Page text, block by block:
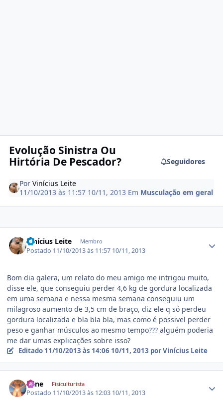
Evolução Sinistra Ou
Hirtória De Pescador?
Seguidores
PorVinícius Leite
11/10/2013 às 11:57 10/11, 2013 Em Musculação em geral
Vinícius Leite Membro
Postado 11/10/2013 às 11:57 10/11, 2013
Bom dia galera, um relato do meu amigo me intrigou muito,
disse ele, que conseguiu perder 4,6 kg de gordura localizada
em uma semana e nessa mesma semana conseguiu um
milagroso aumento de 3,5 cm de braço, diz ele q só perdeu
gordura localizada e bla bla bla, mas como é possivel perder
peso e ganhar músculos ao mesmo tempo??? alguém poderia
me dar umas explicações sobre isso?
Editado 11/10/2013 às 14:06 10/11, 2013 por Vinícius Leite
Bane Fisiculturista
Postado 11/10/2013 às 12:03 10/11, 2013